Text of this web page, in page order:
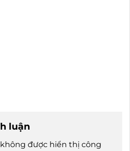
luận
được hiển thị công